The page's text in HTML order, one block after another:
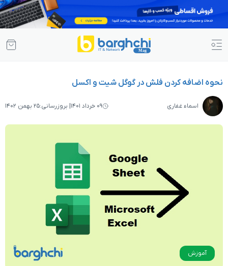
فلش در گوگل شیت و اکسل
| بروزرسانی:۲۵ بهمن ۱۴۰۲